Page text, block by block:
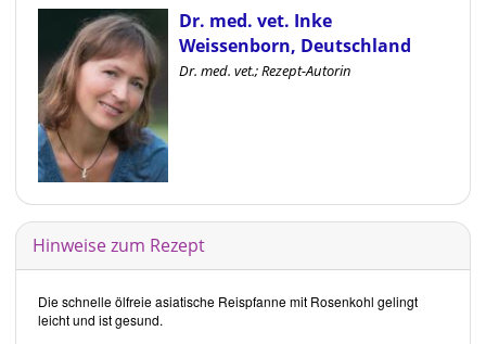
Dr. med. vet. Inke
Weissenborn, Deutschland
Dr. med. vet.; Rezept-Autorin
Hinweise zum Rezept
Die schnelle ölfreie asiatische Reispfanne mit Rosenkohl gelingt
leicht und ist gesund.